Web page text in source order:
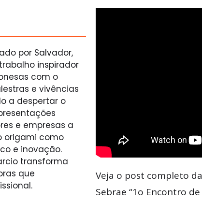
por Salvador,
inspirador
com o
e vivências
a despertar o
e empresas a
origami como
e inovação.
transforma
que
Veja o post completo
Sebrae “1o Encontro